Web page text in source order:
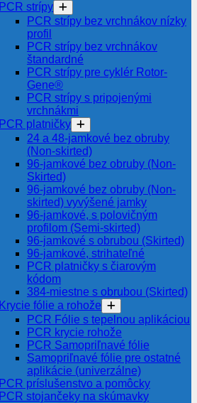
PCR strípy
PCR strípy bez vrchnákov nízky
profil
PCR strípy bez vrchnákov
štandardné
PCR strípy pre cyklér Rotor-
Gene®
PCR strípy s pripojenými
vrchnákmi
PCR platničky
24 a 48-jamkové bez obruby
(Non-skirted)
96-jamkové bez obruby (Non-
Skirted)
96-jamkové bez obruby (Non-
skirted) vyvýšené jamky
96-jamkové, s polovičným
profilom (Semi-skirted)
96-jamkové s obrubou (Skirted)
96-jamkové, strihateľné
PCR platničky s čiarovým
kódom
384-miestne s obrubou (Skirted)
Krycie fólie a rohože
PCR Fólie s tepelnou aplikáciou
PCR krycie rohože
PCR Samopriľnavé fólie
Samopriľnavé fólie pre ostatné
aplikácie (univerzálne)
PCR príslušenstvo a pomôcky
PCR stojančeky na skúmavky